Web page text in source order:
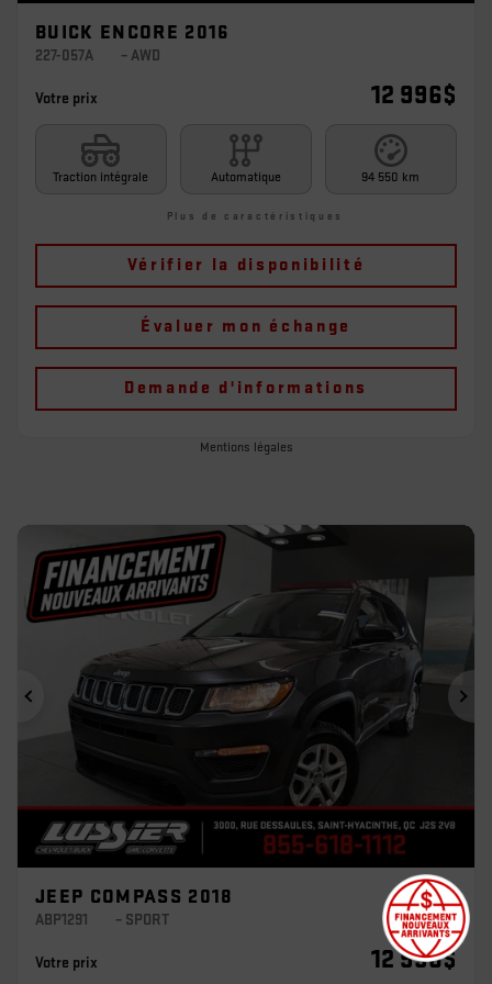
BUICK ENCORE 2016
227-057A – AWD
Votre prix 12 996$
Traction intégrale Automatique 94 550 km
Plus de caractéristiques
Vérifier la disponibilité
Évaluer mon échange
Demande d'informations
Mentions légales
Précédent
JEEP COMPASS 2018
ABP1291 – SPORT
Votre prix 12 998$